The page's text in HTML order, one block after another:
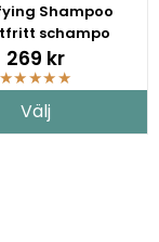
Shampoo
schampo
★★★★★
269 kr
Välj